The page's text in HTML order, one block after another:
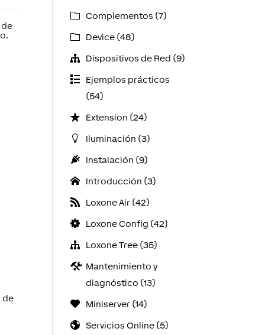
de
Complementos (7)
Device (48)
Dispositivos de Red (9)
Ejemplos prácticos
(54)
Extension (24)
Iluminación (3)
Instalación (9)
Introducción (3)
Loxone Air (42)
Loxone Config (42)
Loxone Tree (35)
Mantenimiento y
diagnóstico (13)
Miniserver (14)
Servicios Online (5)